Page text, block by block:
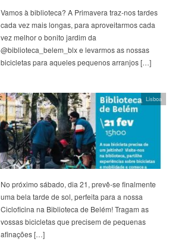
Vamos à biblioteca? A Primavera traz-nos tardes
cada vez mais longas, para aproveitarmos cada
vez melhor o bonito jardim da
@biblioteca_belem_blx e levarmos as nossas
bicicletas para aqueles pequenos arranjos […]
No próximo sábado, dia 21, prevê-se finalmente
uma bela tarde de sol, perfeita para a nossa
Cicloficina na Biblioteca de Belém! Tragam as
vossas bicicletas que precisem de pequenas
afinações […]
Lisboa